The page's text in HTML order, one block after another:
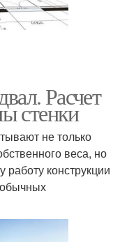
Расчет
стенки
не только
веса, но
работу конструкции
обычных